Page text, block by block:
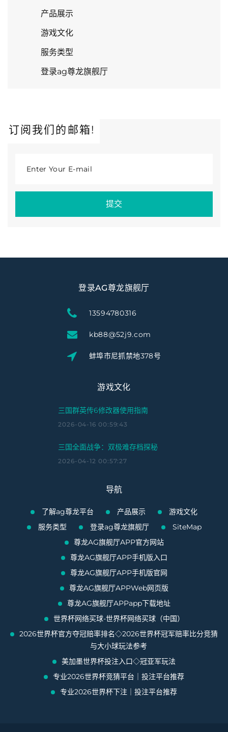
产品展示
游戏文化
服务类型
登录ag尊龙旗舰厅
订阅我们的邮箱!
Enter Your E-mail
提交
登录AG尊龙旗舰厅
13594780316
kb88@52j9.com
蚌埠市尼抓禁地378号
游戏文化
三国群英传6修改器使用指南
2026-04-16 00:59:43
三国全面战争：双极难存档探秘
2026-04-12 00:57:27
导航
了解ag尊龙平台 产品展示
游戏文化
服务类型
登录ag尊龙旗舰厅
SiteMap
尊龙AG旗舰厅APP官方网站
尊龙AG旗舰厅APP手机版入口
尊龙AG旗舰厅APP手机版官网
尊龙AG旗舰厅APPWeb网页版
尊龙AG旗舰厅APPapp下载地址
世界杯网络买球-世界杯网络买球（中国）
2026世界杯官方夺冠赔率排名◇2026世界杯冠军赔率比分竞猜
与大小球玩法参考
美加墨世界杯投注入口◇冠亚军玩法
专业2026世界杯竞猜平台｜投注平台推荐
专业2026世界杯下注｜投注平台推荐